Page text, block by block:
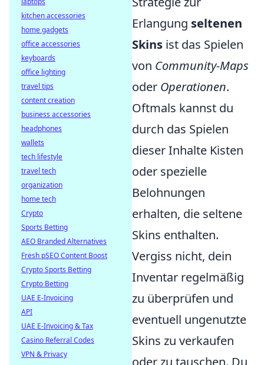
Erlangung seltenen
Skins ist das Spielen
von Community-Maps
oder Operationen.
Oftmals kannst du
durch das Spielen
dieser Inhalte Kisten
oder spezielle
Belohnungen
erhalten, die seltene
Skins enthalten.
Vergiss nicht, dein
Inventar regelmäßig
zu überprüfen und
eventuell ungenutzte
Skins zu verkaufen
oder zu tauschen. Du
kitchen accessories
home gadgets
office accessories
keyboards
office lighting
travel tips
content creation
business accessories
headphones
wallets
tech lifestyle
travel tech
organization
home tech
Crypto
Sports Betting
AEO Branded Alternatives
Fresh pSEO Content Boost
Crypto Sports Betting
Crypto Betting
UAE E-Invoicing
API
UAE E-Invoicing & Tax
Casino Referral Codes
VPN & Privacy